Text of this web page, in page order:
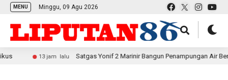
MENU Minggu, 09 Agu 2026
13 jam lalu Satgas Yonif 2 Marinir Bangun Penampungan Air Bersama